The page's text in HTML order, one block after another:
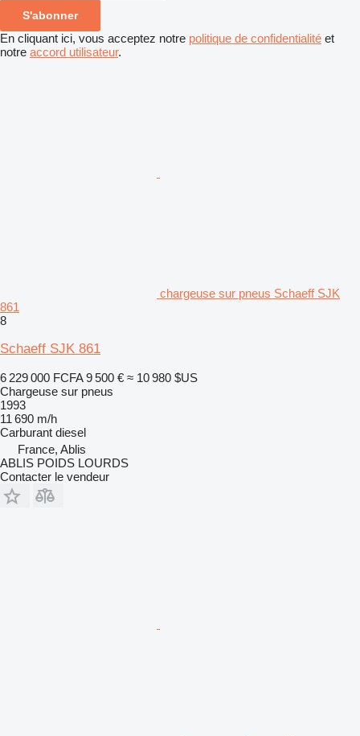
S'abonner
En cliquant ici, vous acceptez notre politique de confidentialité et
notre accord utilisateur.
chargeuse sur pneus Schaeff SJK
861
8
Schaeff SJK 861
6 229 000 FCFA 9 500 € ≈ 10 980 $US
Chargeuse sur pneus
1993
11 690 m/h
Carburant diesel
France, Ablis
ABLIS POIDS LOURDS
Contacter le vendeur